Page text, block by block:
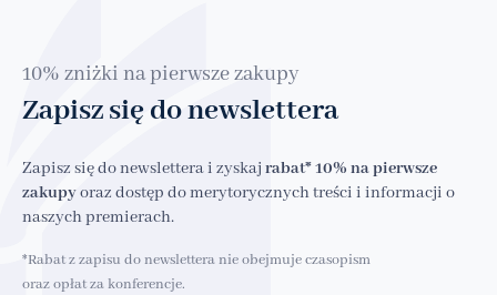
10% zniżki na pierwsze zakupy
Zapisz się do newslettera
Zapisz się do newslettera i zyskaj rabat* 10% na pierwsze
zakupyoraz dostęp do merytorycznych treści i informacji o
naszych premierach.
*Rabat z zapisu do newslettera nie obejmuje czasopism
oraz opłat za konferencje.